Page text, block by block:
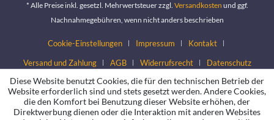
* Alle Preise inkl. gesetzl. Mehrwertsteuer zzgl. Versandkosten und ggf.
Nachnahmegebühren, wenn nicht anders beschrieben
Cookie-Einstellungen Impressum
Kontakt
Versand und Zahlung
AGB Widerrufsrecht Datenschutz
Diese Website benutzt Cookies, die für den technischen Betrieb der
Website erforderlich sind und stets gesetzt werden. Andere Cookies,
die den Komfort bei Benutzung dieser Website erhöhen, der
Direktwerbung dienen oder die Interaktion mit anderen Websites